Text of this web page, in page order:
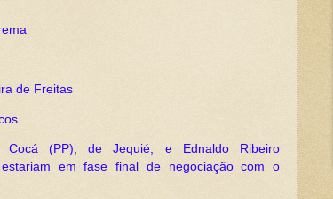
de Freitas
(PP), de Jequié, e Ednaldo Ribeiro
em fase final de negociação com o